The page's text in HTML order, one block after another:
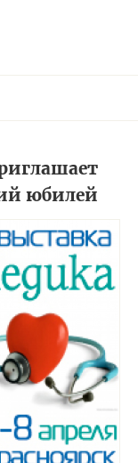
юбилей